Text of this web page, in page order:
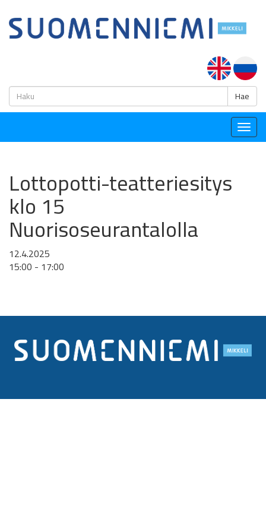
Hae
Lottopotti-teatteriesitys
klo 15
Nuorisoseurantalolla
12.4.2025
15:00 - 17:00